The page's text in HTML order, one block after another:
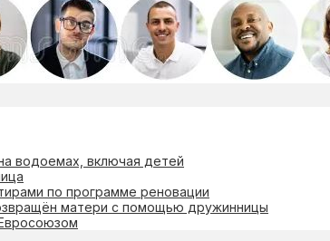
водоемах, включая детей
по программе реновации
матери с помощью дружинницы